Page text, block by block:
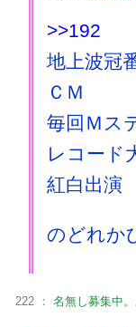
>>192
地上波冠
ＣＭ
毎回Ｍス
レコード
紅白出演
のどれか
222 ： 名無し募集中。